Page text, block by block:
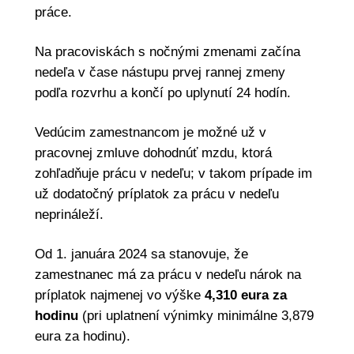
práce.
Na pracoviskách s nočnými zmenami začína
nedeľa v čase nástupu prvej rannej zmeny
podľa rozvrhu a končí po uplynutí 24 hodín.
Vedúcim zamestnancom je možné už v
pracovnej zmluve dohodnúť mzdu, ktorá
zohľadňuje prácu v nedeľu; v takom prípade im
už dodatočný príplatok za prácu v nedeľu
neprináleží.
Od 1. januára 2024 sa stanovuje, že
zamestnanec má za prácu v nedeľu nárok na
príplatok najmenej vo výške4,310 eura za
hodinu(pri uplatnení výnimky minimálne 3,879
eura za hodinu).